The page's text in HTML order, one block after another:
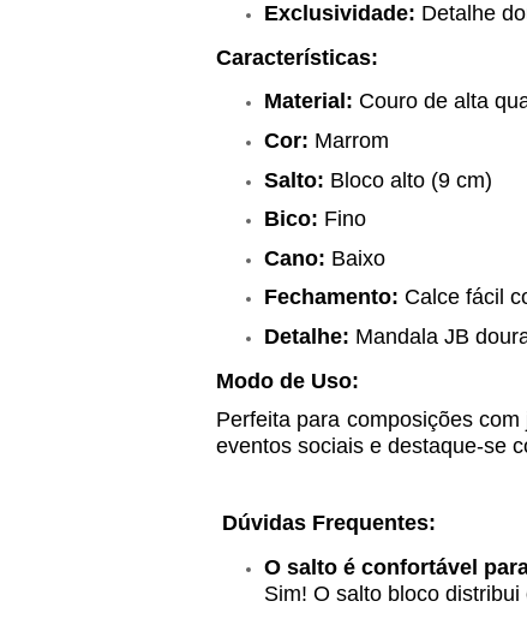
Exclusividade: Detalhe
Características:
Material: Couro de alta
Cor: Marrom
Salto: Bloco alto (9 cm)
Bico: Fino
Cano: Baixo
Fechamento: Calce fácil
Detalhe: Mandala JB
Modo de Uso:
Perfeita para composições
eventos sociais e destaque-se
Dúvidas Frequentes:
O salto é confortável
Sim! O salto bloco